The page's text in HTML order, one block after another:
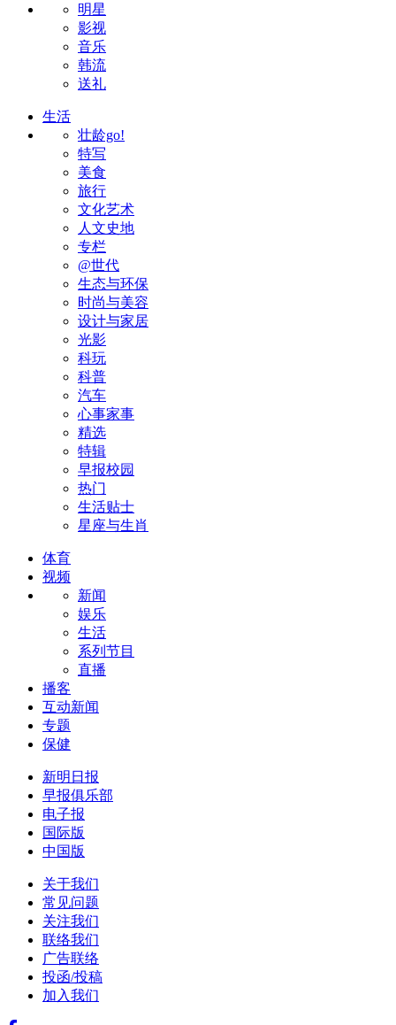
明星
影视
音乐
韩流
送礼
生活
壮龄go!
特写
美食
旅行
文化艺术
人文史地
专栏
@世代
生态与环保
时尚与美容
设计与家居
光影
科玩
科普
汽车
心事家事
精选
特辑
早报校园
热门
生活贴士
星座与生肖
体育
视频
新闻
娱乐
生活
系列节目
直播
播客
互动新闻
专题
保健
新明日报
早报俱乐部
电子报
国际版
中国版
关于我们
常见问题
关注我们
联络我们
广告联络
投函/投稿
加入我们